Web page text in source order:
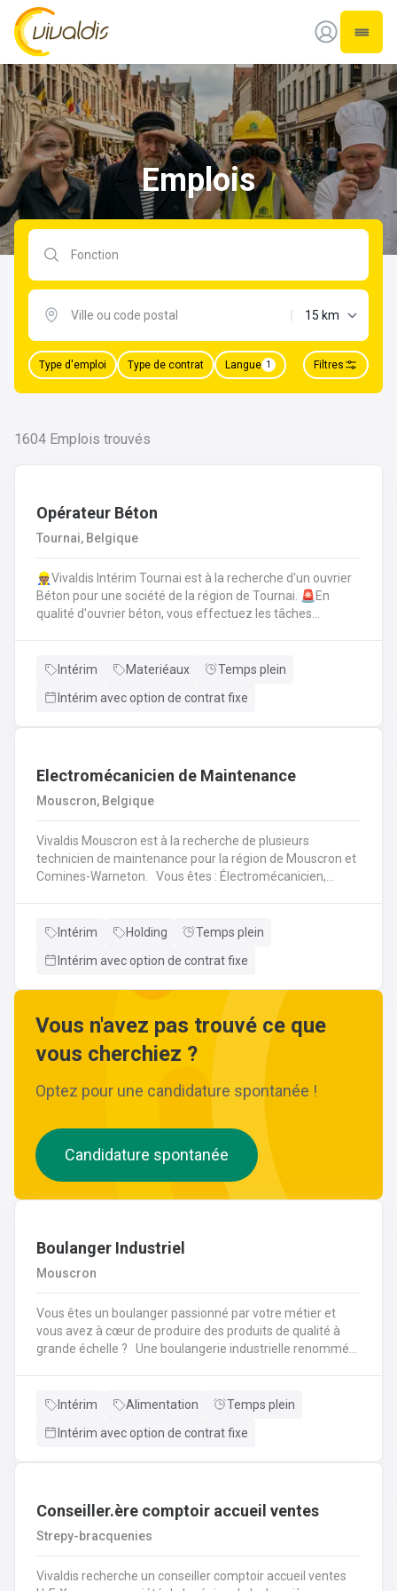
Vivaldis Interim
Ouvrir
Emplois
Rechercher par fonction
distance
Type d'emploi Type de contrat Langue 1 Filtres
1604 Emplois trouvés
Opérateur Béton
Tournai, Belgique
👷🏽Vivaldis Intérim Tournai est à la recherche d'un ouvrier
Béton pour une société de la région de Tournai. 🚨En
qualité d'ouvrier béton, vous effectuez les tâches
béton selon la fiche technique de fabrication.Décoffrage
tables de coffrages ainsi que des outils et de l'atelier.
Intérim Materiéaux
Temps plein
Intérim avec option de contrat fixe
Electromécanicien de Maintenance
Mouscron, Belgique
Vivaldis Mouscron est à la recherche de plusieurs
technicien de maintenance pour la région de Mouscron et
Comines-Warneton. Vous êtes : Électromécanicien,
dynamique et avec un package d'avantages à la clé, nous
des kilomètres, nous vous offrons la possibilité de
avec des horaires flexibles d'équipes. N'hésitez pas à
postuler sur notre site internet, plus d'informations sur le
profil ci-dessous :
Intérim Holding
Temps plein
Intérim avec option de contrat fixe
Vous n'avez pas trouvé ce que
vous cherchiez ?
Optez pour une candidature spontanée !
Candidature spontanée
Boulanger Industriel
Mouscron
Vous êtes un boulanger passionné par votre métier et
vous avez à cœur de produire des produits de qualité à
grande échelle ? Une boulangerie industrielle renommée
missions : Préparation et cuisson des produits : Vous
baguettes, brioches et autres produits de boulangerie en
de texture et d'apparence. Vous contrôlerez la cuisson et
qualité constante.Gestion des pâtes : Vous superviserez la
utilisation des machines de pétrissage et de
Intérim Alimentation
Temps plein
Intérim avec option de contrat fixe
Conseiller.ère comptoir accueil ventes
Strepy-bracquenies
Vivaldis recherche un conseiller comptoir accueil ventes